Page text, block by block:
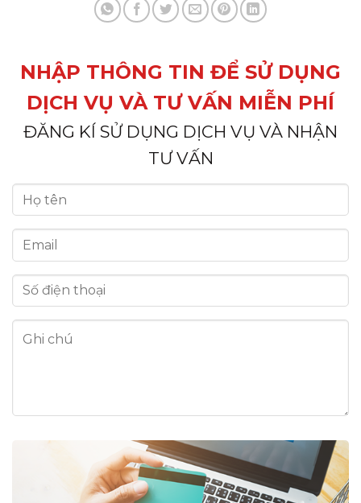
NHẬP THÔNG TIN ĐỂ SỬ DỤNG
DỊCH VỤ VÀ TƯ VẤN MIỄN PHÍ
ĐĂNG KÍ SỬ DỤNG DỊCH VỤ VÀ NHẬN
TƯ VẤN